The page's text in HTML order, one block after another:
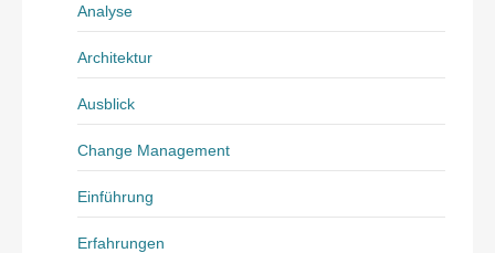
Analyse
Architektur
Ausblick
Change Management
Einführung
Erfahrungen